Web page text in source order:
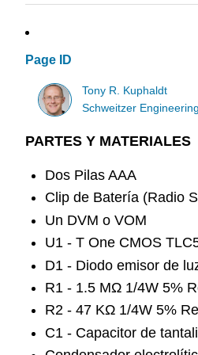
Page ID
Tony R. Kuphaldt
Schweitzer
PARTES Y MATERIALES
Dos Pilas AAA
Clip de Batería (Radio
Un DVM o VOM
U1 - T One CMOS
D1 - Diodo emisor de
R1 - 1.5 MΩ 1/4W 5%
R2 - 47 KΩ 1/4W 5%
C1 - Capacitor de